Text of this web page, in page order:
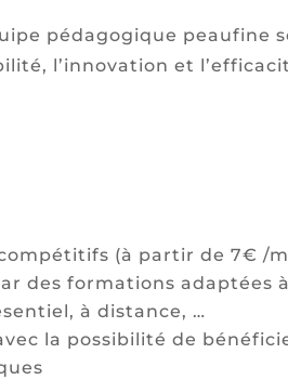
pédagogique peaufine
l’innovation et
(à partir de 7€ /
des formations adaptées
à distance, …
la possibilité de